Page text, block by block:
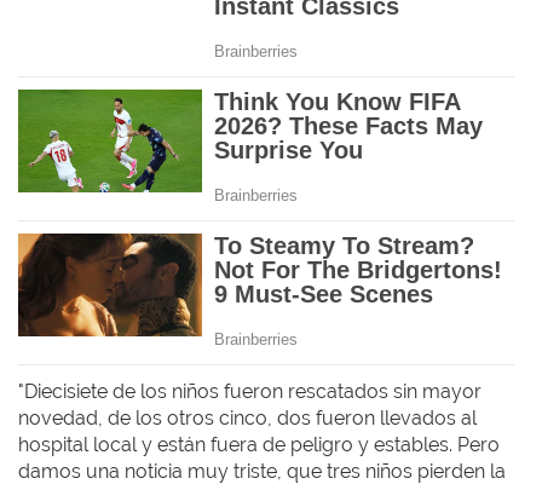
"Diecisiete de los niños fueron rescatados sin mayor
novedad, de los otros cinco, dos fueron llevados al
hospital local y están fuera de peligro y estables. Pero
damos una noticia muy triste, que tres niños pierden la